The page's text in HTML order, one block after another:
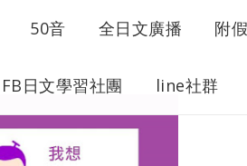
50音 全日文廣播 附
FB日文學習社團 line社群